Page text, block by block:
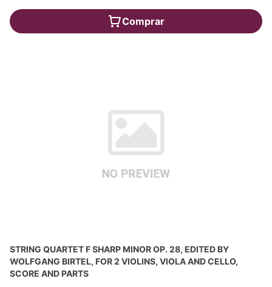
Comprar
STRING QUARTET F SHARP MINOR OP. 28, EDITED BY
WOLFGANG BIRTEL, FOR 2 VIOLINS, VIOLA AND CELLO,
SCORE AND PARTS